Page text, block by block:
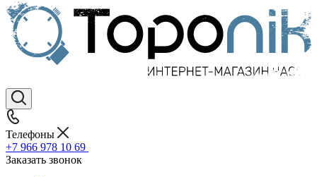
Телефоны
+7 966 978 10 69
Заказать звонок